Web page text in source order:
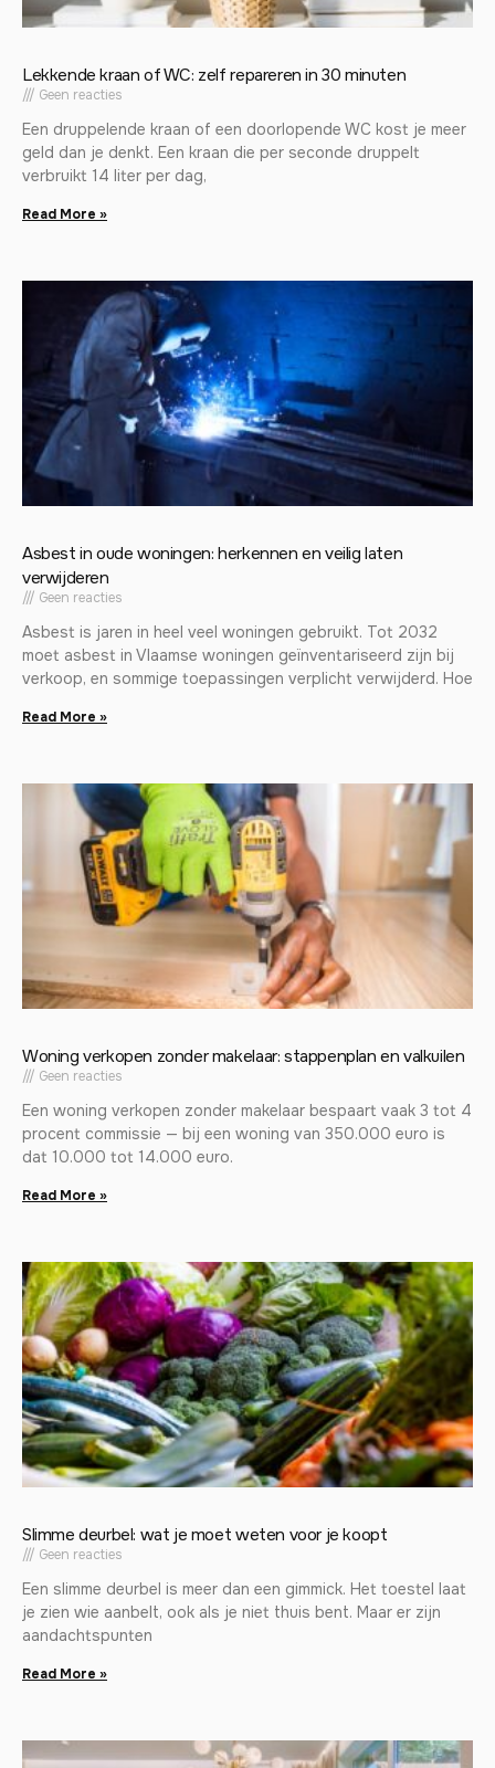
Lekkende kraan of WC: zelf repareren in 30 minuten
Geen reacties
Een druppelende kraan of een doorlopende WC kost je meer
geld dan je denkt. Een kraan die per seconde druppelt
verbruikt 14 liter per dag,
Read More »
Asbest in oude woningen: herkennen en veilig laten
verwijderen
Geen reacties
Asbest is jaren in heel veel woningen gebruikt. Tot 2032
moet asbest in Vlaamse woningen geïnventariseerd zijn bij
verkoop, en sommige toepassingen verplicht verwijderd. Hoe
Read More »
Woning verkopen zonder makelaar: stappenplan en valkuilen
Geen reacties
Een woning verkopen zonder makelaar bespaart vaak 3 tot 4
procent commissie — bij een woning van 350.000 euro is
dat 10.000 tot 14.000 euro.
Read More »
Slimme deurbel: wat je moet weten voor je koopt
Geen reacties
Een slimme deurbel is meer dan een gimmick. Het toestel laat
je zien wie aanbelt, ook als je niet thuis bent. Maar er zijn
aandachtspunten
Read More »